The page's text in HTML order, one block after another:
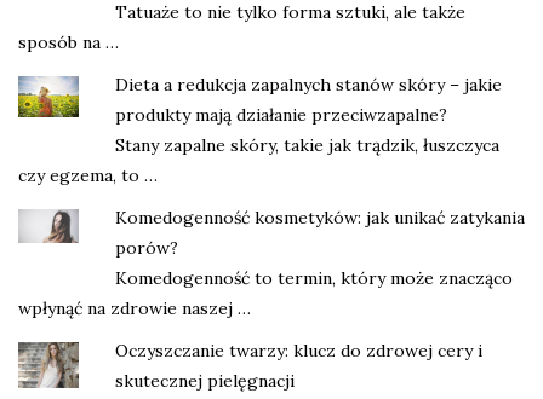
Tatuaże to nie tylko forma sztuki, ale także
sposób na …
Dieta a redukcja zapalnych stanów skóry – jakie
produkty mają działanie przeciwzapalne?
Stany zapalne skóry, takie jak trądzik, łuszczyca
czy egzema, to …
Komedogenność kosmetyków: jak unikać zatykania
porów?
Komedogenność to termin, który może znacząco
wpłynąć na zdrowie naszej …
Oczyszczanie twarzy: klucz do zdrowej cery i
skutecznej pielęgnacji